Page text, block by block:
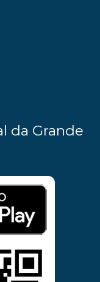
da Grande